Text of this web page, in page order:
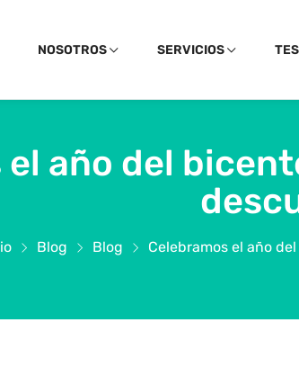
NOSOTROS SERVICIOS
el año del
Blog Blog Celebramos el año